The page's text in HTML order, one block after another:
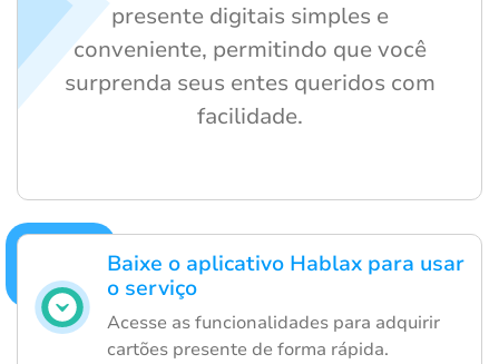
Baixe o aplicativo Hablax para usar
o serviço
Acesse as funcionalidades para adquirir
cartões presente de forma rápida.
presente digitais simples e
conveniente, permitindo que você
surprenda seus entes queridos com
facilidade.